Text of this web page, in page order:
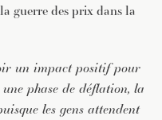
guerre des prix dans la
un impact positif pour
phase de déflation, la
les gens attendent